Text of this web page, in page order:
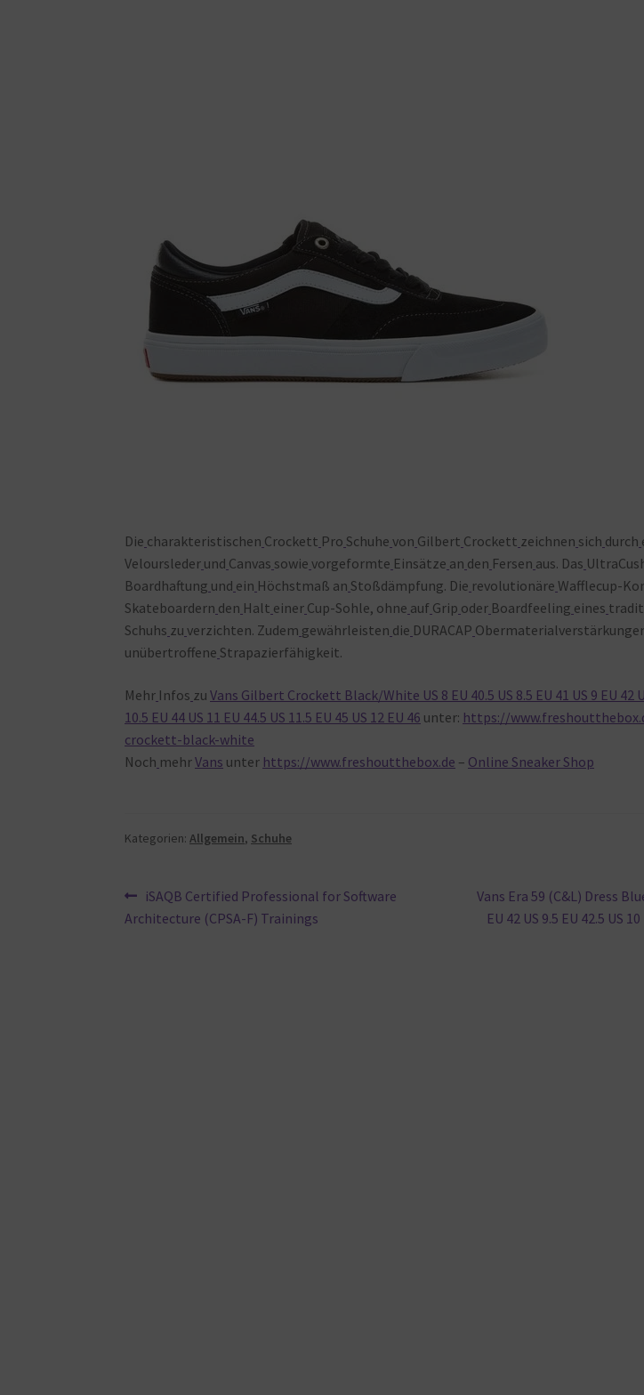
Die charakteristischen Crockett Pro Schuhe von Gilbert Crockett zeichnen sich durch
Veloursleder und Canvas sowie vorgeformte Einsätze an den Fersen aus. Das
Boardhaftung und ein Höchstmaß an Stoßdämpfung. Die revolutionäre Wafflecup-
Skateboardern den Halt einer Cup-Sohle, ohne auf Grip oder Boardfeeling eines
Schuhs zu verzichten. Zudem gewährleisten die DURACAP
unübertroffene Strapazierfähigkeit.
Mehr Infos zuVans Gilbert Crockett Black/White US 8 EU 40.5 US 8.5 EU 41 US 9 EU 42
10.5 EU 44 US 11 EU 44.5 US 11.5 EU 45 US 12 EU 46 unter: https://
crockett-black-white
Noch mehrVans unter https://www.freshoutthebox.de – Online Sneaker Shop
Kategorien:Allgemein, Schuhe
Beitragsnavigation
Vorheriger
Beitrag:
iSAQB Certified Professional for Software
Architecture (CPSA-F) Trainings
Nächster
Beitrag:
Vans Era 59 (C&L) Dress
EU 42 US 9.5 EU 42.5 US